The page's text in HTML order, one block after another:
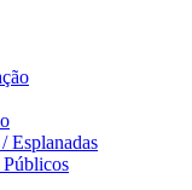
Esplanadas
Públicos